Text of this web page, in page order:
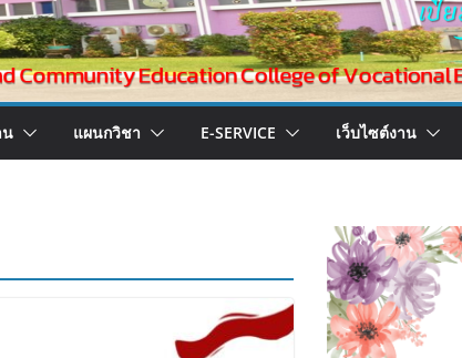
น แผนกวิชา E-SERVICE เว็บไซต์งาน